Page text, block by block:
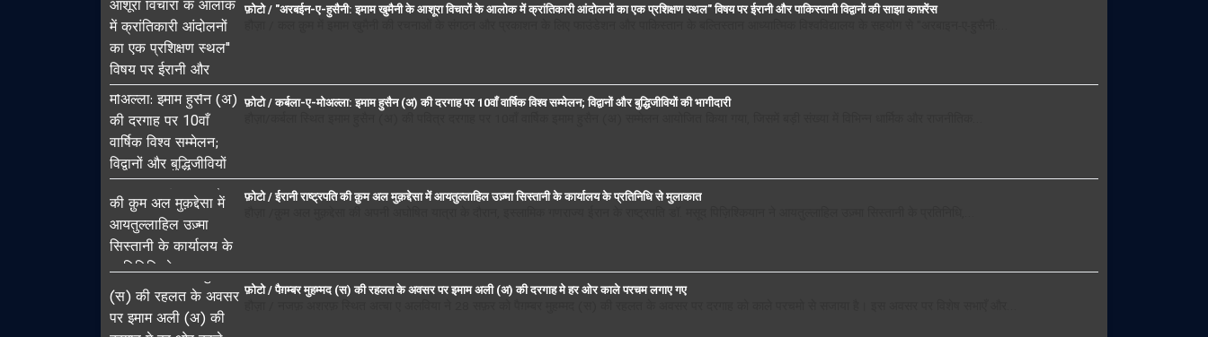
फ़ोटो / "अरबईन-ए-हुसैनी: इमाम खुमैनी के आशूरा विचारों के आलोक में क्रांतिकारी आंदोलनों का एक प्रशिक्षण स्थल" विषय पर ईरानी और पाकिस्तानी विद्वानों की साझा काफ़्रेंस
फ़ोटो / कर्बला-ए-मोअल्ला: इमाम हुसैन (अ) की दरगाह पर 10वाँ वार्षिक विश्व सम्मेलन; विद्वानों और बुद्धिजीवियों की भागीदारी
फ़ोटो / ईरानी राष्ट्रपति की क़ुम अल मुक़द्देसा में आयतुल्लाहिल उज़्मा सिस्तानी के कार्यालय के प्रतिनिधि से मुलाकात
फ़ोटो / पैग़म्बर मुहम्मद (स) की रहलत के अवसर पर इमाम अली (अ) की दरगाह मे हर ओर काले परचम लगाए गए